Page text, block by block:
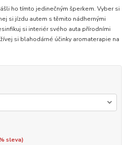
ho tímto jedinečným šperkem. Vyber si
si jízdu autem s těmito nádhernými
si interiér svého auta přírodními
si blahodárné účinky aromaterapie na
sleva)